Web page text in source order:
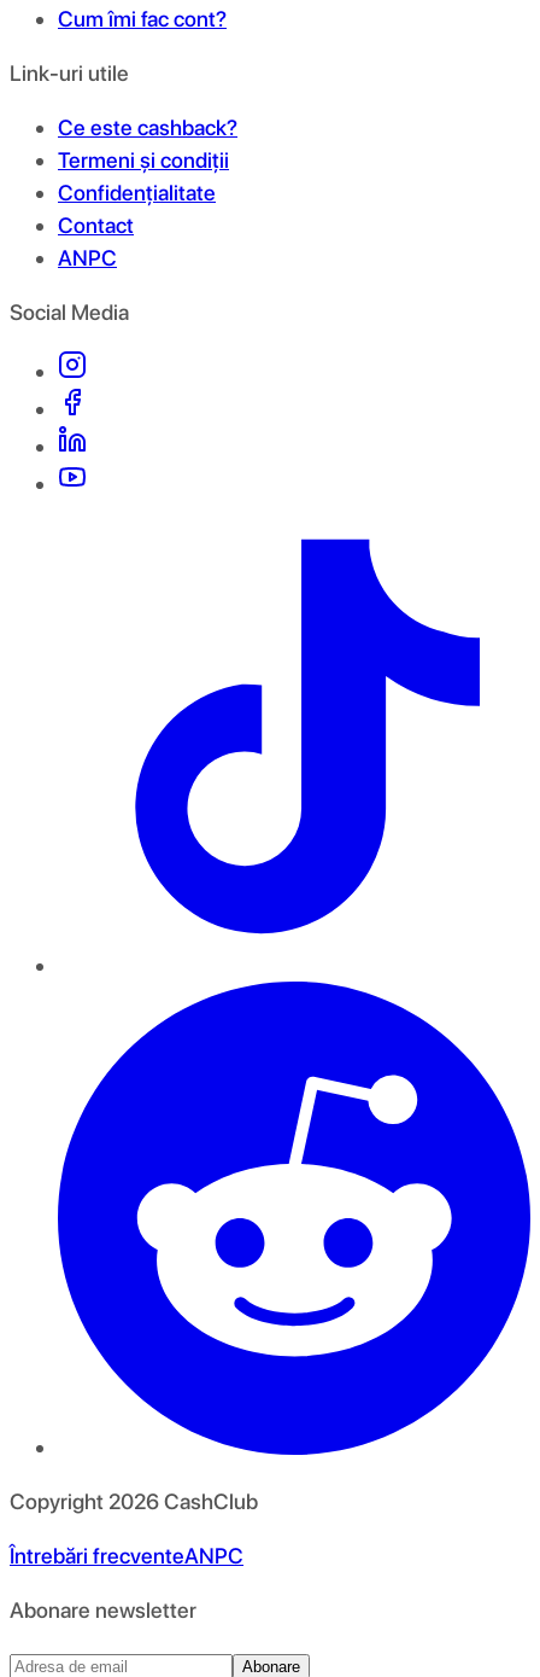
Cum îmi fac cont?
Link-uri utile
Ce este cashback?
Termeni și condiții
Confidențialitate
Contact
ANPC
Social Media
Copyright 2026CashClub
Întrebări frecventeANPC
Abonare newsletter
Abonare